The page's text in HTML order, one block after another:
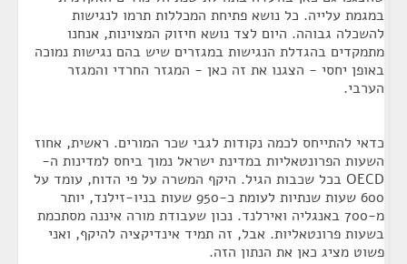
במגמת עלייה. כל נושא פתיחת המכללות תרמו לנגישות
להשכלה גבוהה. היום לצד נושא חיזוק המצוינות, אנחנו
מתמקדים בהגדלת הנגישות במגזרים שיש בהם נגישות נמוכה
באופן יחסי - הצגנו את זה כאן - המגזר החרדי והמגזר
הערבי.
כדאי להתייחס לכמה נקודות לגבי שכר המורים. ראשית, אחוז
השעות הפרונטאליות במדינת ישראל נמוך ביחס למדינות ה-
OECD בכל שכבות הגיל. היקף המשרה על פי הדוח, עומד על
600 שעות שנתיות לעומת כ-950 שעות בניו-זילנד, יותר
מ-700 באנגליה ואירלנד. נכון שעבודת מורה איננה מסתכמת
בשעות פרונטאליות. אבל, זה תמיד אינדיקציה להיקף, ואני
פשוט מציג כאן את הנתון הזה.